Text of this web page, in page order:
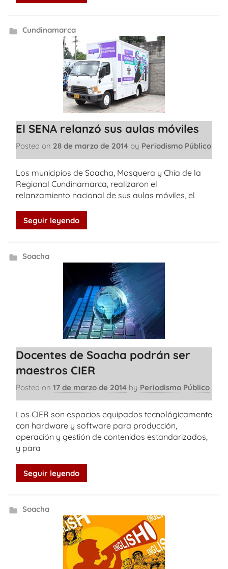
Cundinamarca
El SENA relanzó sus aulas móviles
Posted on 28 de marzo de 2014 by Periodismo Público
Los municipios de Soacha, Mosquera y Chía de la
Regional Cundinamarca, realizaron el
relanzamiento nacional de sus aulas móviles, el
Seguir leyendo
Soacha
Docentes de Soacha podrán ser
maestros CIER
Posted on 17 de marzo de 2014 by Periodismo Público
Los CIER son espacios equipados tecnológicamente
con hardware y software para producción,
operación y gestión de contenidos estandarizados,
y para
Seguir leyendo
Soacha